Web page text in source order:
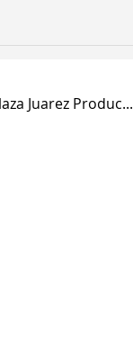
Juarez Produc...